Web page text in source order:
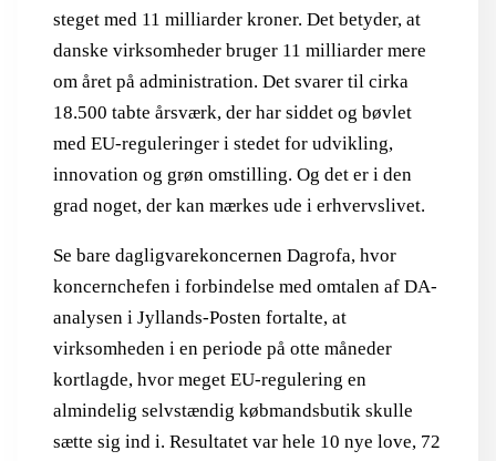
steget med 11 milliarder kroner. Det betyder, at
danske virksomheder bruger 11 milliarder mere
om året på administration. Det svarer til cirka
18.500 tabte årsværk, der har siddet og bøvlet
med EU-reguleringer i stedet for udvikling,
innovation og grøn omstilling. Og det er i den
grad noget, der kan mærkes ude i erhvervslivet.
Se bare dagligvarekoncernen Dagrofa, hvor
koncernchefen i forbindelse med omtalen af DA-
analysen i Jyllands-Posten fortalte, at
virksomheden i en periode på otte måneder
kortlagde, hvor meget EU-regulering en
almindelig selvstændig købmandsbutik skulle
sætte sig ind i. Resultatet var hele 10 nye love, 72